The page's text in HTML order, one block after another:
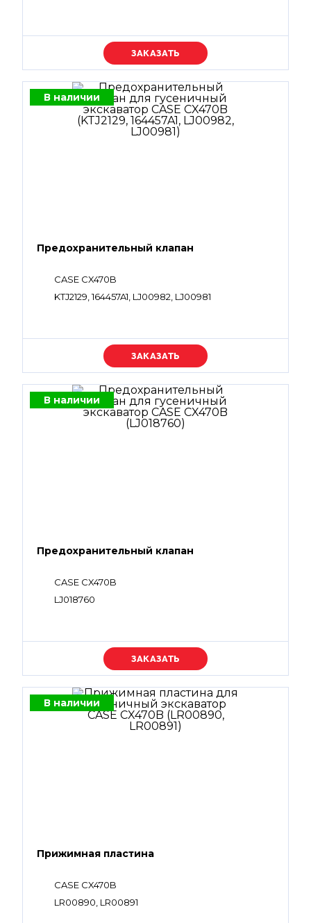
Уточняйте цену
В наличии
Предохранительный клапан
CASE CX470B
KTJ2129, 164457A1, LJ00982, LJ00981
Уточняйте цену
В наличии
Предохранительный клапан
CASE CX470B
LJ018760
Уточняйте цену
В наличии
Прижимная пластина
CASE CX470B
LR00890, LR00891